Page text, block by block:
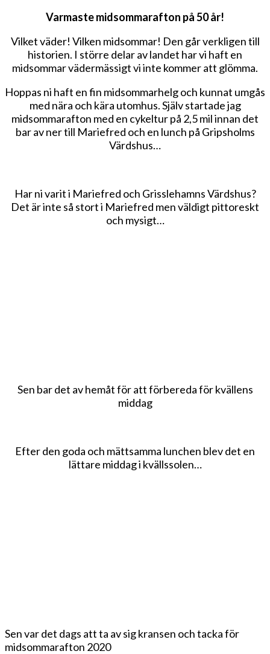
Varmaste midsommarafton på 50 år!
Vilket väder! Vilken midsommar! Den går verkligen till
historien. I större delar av landet har vi haft en
midsommar vädermässigt vi inte kommer att glömma.
Hoppas ni haft en fin midsommarhelg och kunnat umgås
med nära och kära utomhus. Själv startade jag
midsommarafton med en cykeltur på 2,5 mil innan det
bar av ner till Mariefred och en lunch på Gripsholms
Värdshus…
Har ni varit i Mariefred och Grisslehamns Värdshus?
Det är inte så stort i Mariefred men väldigt pittoreskt
och mysigt…
Sen bar det av hemåt för att förbereda för kvällens
middag
Efter den goda och mättsamma lunchen blev det en
lättare middag i kvällssolen…
Sen var det dags att ta av sig kransen och tacka för
midsommarafton 2020